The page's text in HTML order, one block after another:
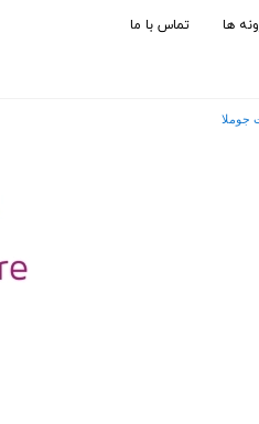
ها تماس با ما
جوملا